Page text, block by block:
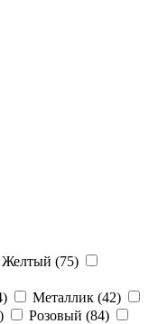
Желтый (75)
) Металлик (42)
) Розовый (84)